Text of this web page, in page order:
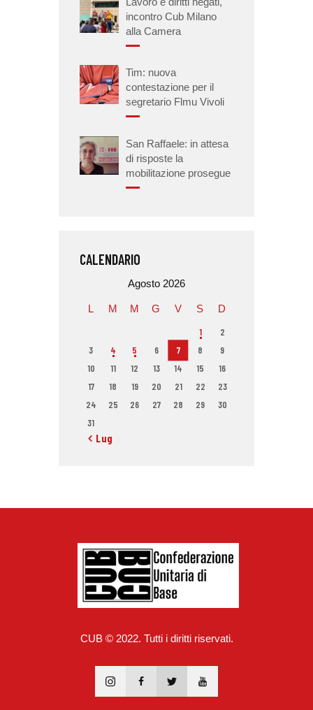
incontro Cub Milano
alla Camera
Tim: nuova
contestazione per il
segretario Flmu Vivoli
San Raffaele: in attesa
di risposte la
mobilitazione prosegue
CALENDARIO
Agosto 2026
L M M G V S D
1
2
3
4 5 6 7 8
9
10
11 12 13 14 15
16
17
18 19 20 21 22
23
24
25 26 27 28 29
30
31
« Lug
CUB © 2022. Tutti i diritti riservati.